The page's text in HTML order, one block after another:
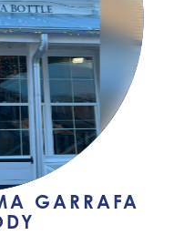
GARRAFA